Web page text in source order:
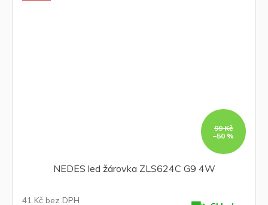
99 Kč
–50 %
NEDES led žárovka ZLS624C G9 4W
41 Kč bez DPH